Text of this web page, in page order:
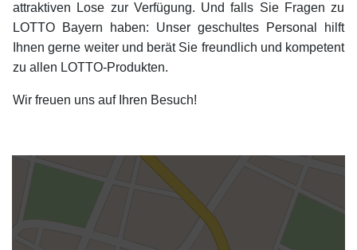
attraktiven Lose zur Verfügung. Und falls Sie Fragen zu
LOTTO Bayern haben: Unser geschultes Personal hilft
Ihnen gerne weiter und berät Sie freundlich und kompetent
zu allen LOTTO-Produkten.
Wir freuen uns auf Ihren Besuch!